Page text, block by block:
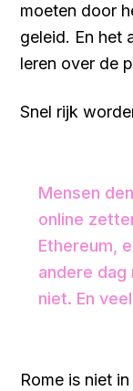
moeten door
geleid. En het
leren over de
Snel rijk
Mensen
online
Ethereum,
andere dag
niet. En
Rome is niet